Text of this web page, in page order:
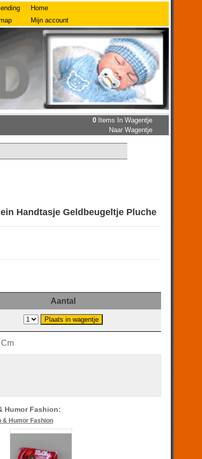
Home
Mijn account
0Items In Wagentje
Naar Wagentje
Handtasje Geldbeugeltje Pluche
Aantal
Humor Fashion:
& Humor Fashion